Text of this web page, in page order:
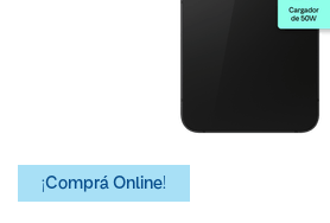
¡Comprá Online!